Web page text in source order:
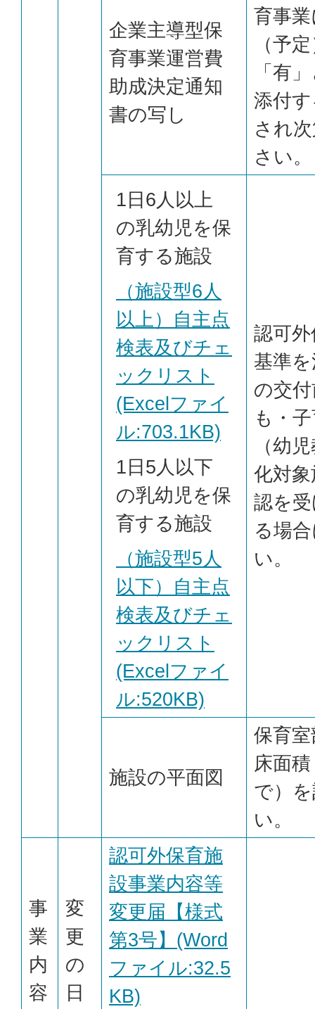
企業主導型保
育事業運営費
助成決定通知
書の写し
育事
（予
「有
添付
され
さい。
1日6人以上
の乳幼児を保
育する施設
（施設型6人
以上）自主点
検表及びチェ
ックリスト
(Excelファイ
ル:703.1KB)
1日5人以下
の乳幼児を保
育する施設
（施設型5人
以下）自主点
検表及びチェ
ックリスト
(Excelファイ
ル:520KB)
認可
基準
の交
も・
（幼
化対
認を
る場
い。
施設の平面図
保育
床面
で）
い。
事
業
内
容
変
更
の
日
認可外保育施
設事業内容等
変更届【様式
第3号】(Word
ファイル:32.5
KB)